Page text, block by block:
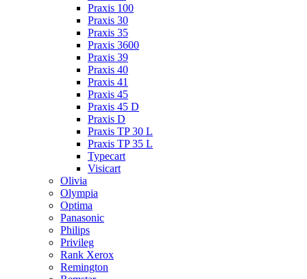
Praxis 100
Praxis 30
Praxis 35
Praxis 3600
Praxis 39
Praxis 40
Praxis 41
Praxis 45
Praxis 45 D
Praxis D
Praxis TP 30 L
Praxis TP 35 L
Typecart
Visicart
Olivia
Olympia
Optima
Panasonic
Philips
Privileg
Rank Xerox
Remington